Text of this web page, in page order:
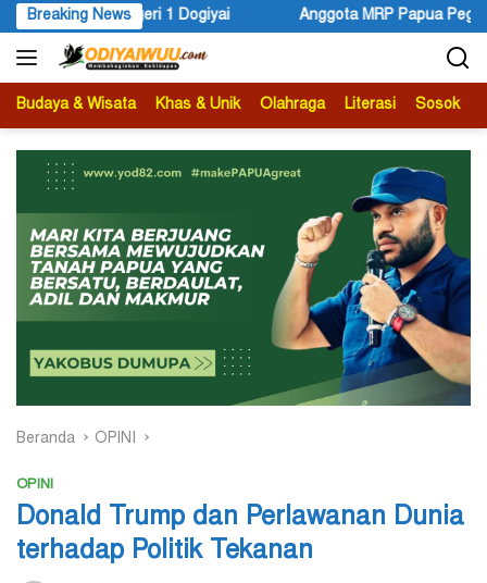
Langsung
ke
konten
Breaking NewsAnggota MRP Papua Pegunungan dan Forum Warga
Budaya & Wisata Khas & Unik Olahraga Literasi Sosok
Beranda OPINI
OPINI
Donald Trump dan Perlawanan Dunia
terhadap Politik Tekanan